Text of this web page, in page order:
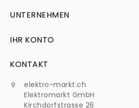
UNTERNEHMEN
IHR KONTO
KONTAKT

elektro-markt.ch
Elektromarkt GmbH
Kirchdorfstrasse 26